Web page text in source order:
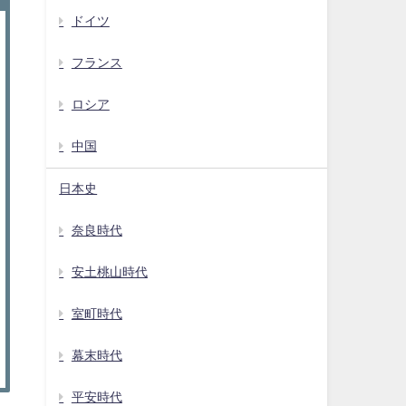
ドイツ
フランス
ロシア
中国
日本史
奈良時代
安土桃山時代
室町時代
幕末時代
平安時代